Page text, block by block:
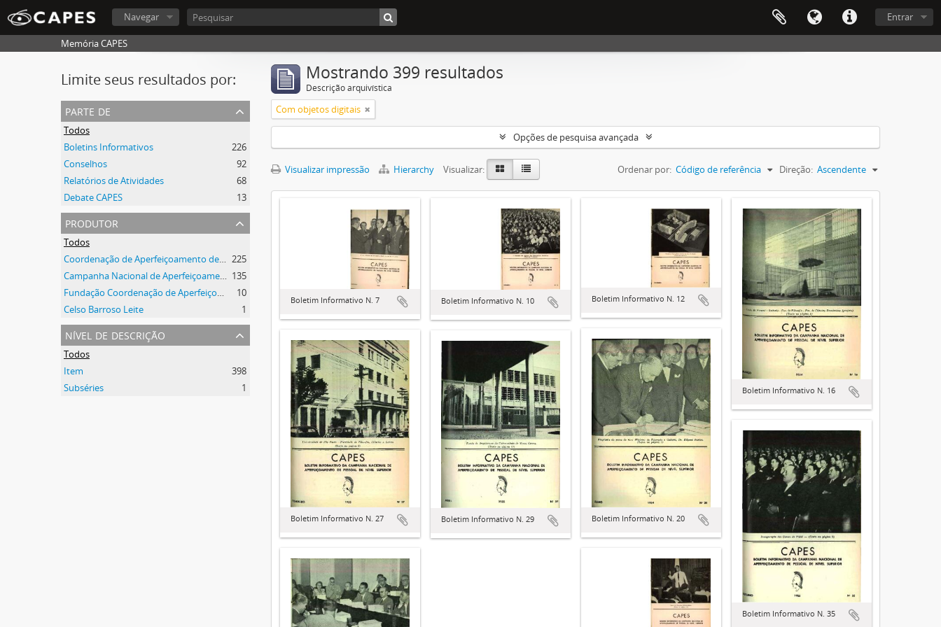
Entrar
Navegar
Memória CAPES
Limite seus resultados por:
parte de
Todos
Boletins Informativos
226
Conselhos
92
Relatórios de Atividades
68
Debate CAPES
13
produtor
Todos
Coordenação de Aperfeiçoamento de Pessoal de Nível Superior (CAPES) 225
Campanha Nacional de Aperfeiçoamento de Pessoal de Nível Superior (CAPES) 135
Fundação Coordenação de Aperfeiçoamento de Pessoal de Nível Superior (CAPES)
10
Celso Barroso Leite
1
nível de descrição
Todos
Item
398
Subséries
1
Mostrando 399 resultados
Descrição arquivística
Com objetos digitais
Opções de pesquisa avançada
Visualizar impressão Hierarchy Visualizar: Ordenar por: Código de referência Direção: Ascendente
Boletim Informativo N. 7 Boletim Informativo N. 10 Boletim Informativo N. 12
Boletim Informativo N. 16
Boletim Informativo N. 20
Boletim Informativo N. 27 Boletim Informativo N. 29
Boletim Informativo N. 35